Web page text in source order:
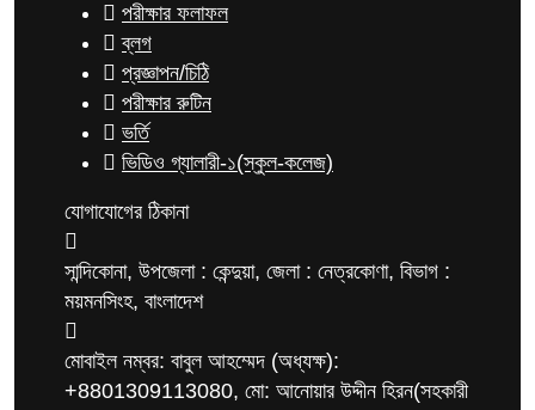
পরীক্ষার ফলাফল
ব্লগ
প্রজ্ঞাপন/চিঠি
পরীক্ষার রুটিন
ভর্তি
ভিডিও গ্যালারী-১(স্কুল-কলেজ)
যোগাযোগের ঠিকানা
সান্দিকোনা, উপজেলা : কেন্দুয়া, জেলা : নেত্রকোণা, বিভাগ :
ময়মনসিংহ, বাংলাদেশ
মোবাইল নম্বর: বাবুল আহম্মেদ (অধ্যক্ষ):
+8801309113080, মো: আনোয়ার উদ্দীন হিরন(সহকারী